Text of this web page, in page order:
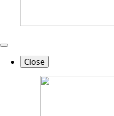
Close